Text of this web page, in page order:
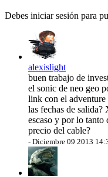
Debes iniciar sesión para
alexislight
buen trabajo de
el sonic de neo geo
link con el adventure
las fechas de salida?
escaso y por lo tanto
precio del cable?
- Diciembre 09 2013